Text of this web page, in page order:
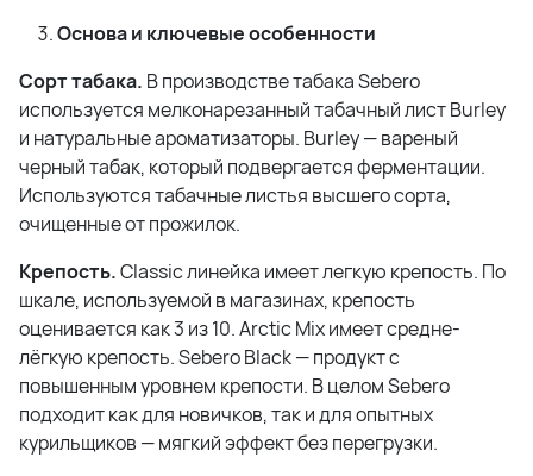
Основа и ключевые особенности
Сорт табака. В производстве табака Sebero
используется мелконарезанный табачный лист Burley
и натуральные ароматизаторы. Burley — вареный
черный табак, который подвергается ферментации.
Используются табачные листья высшего сорта,
очищенные от прожилок.
Крепость.Classic линейка имеет легкую крепость. По
шкале, используемой в магазинах, крепость
оценивается как 3 из 10. Arctic Mix имеет средне-
лёгкую крепость. Sebero Black — продукт с
повышенным уровнем крепости. В целом Sebero
подходит как для новичков, так и для опытных
курильщиков — мягкий эффект без перегрузки.